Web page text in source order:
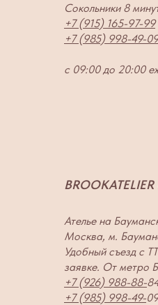
Сокольники 8
+7 (915) 165-97-99
+7 (985) 998-49-09
с 09:00 до 20:00
Ателье на
Москва, м.
Удобный съезд с
заявке. От метро
+7 (926) 988-88-
+7 (985) 998-49-09